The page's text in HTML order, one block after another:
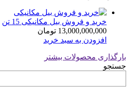
خرید و فروش بیل مکانیکی 15 تن
13,000,000,000 تومان
افزودن به سبد خرید
بارگذاری محصولات بیشتر
جستجو